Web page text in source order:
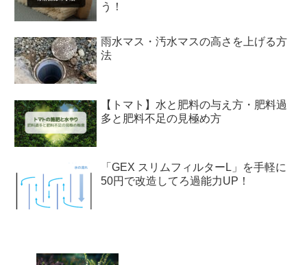
う！
雨水マス・汚水マスの高さを上げる方
法
【トマト】水と肥料の与え方・肥料過
多と肥料不足の見極め方
「GEX スリムフィルターL」を手軽に
50円で改造してろ過能力UP！